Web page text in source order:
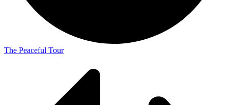
The Peaceful Tour